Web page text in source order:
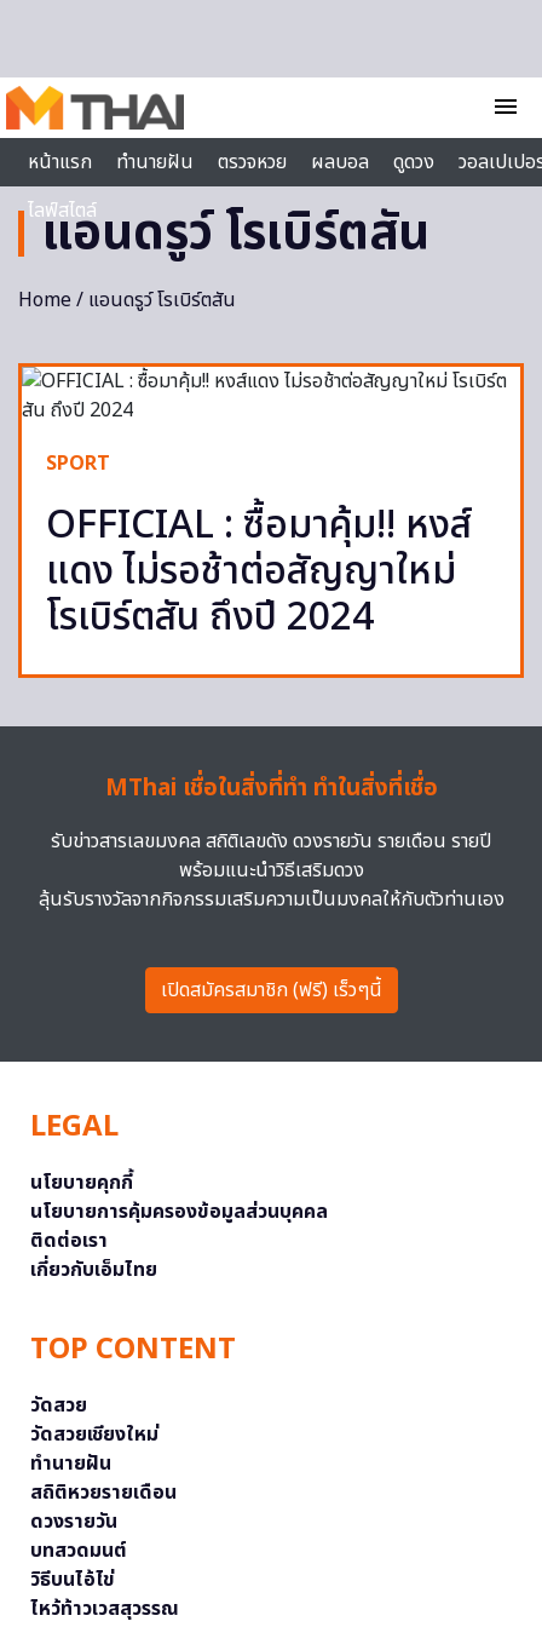
menu
หน้าแรก
ทำนายฝัน ตรวจหวย ผลบอล ดูดวง
วอลเปเป
ไลฟ์สไตล์
แอนดรูว์ โรเบิร์ตสัน
Home/ แอนดรูว์ โรเบิร์ตสัน
SPORT
OFFICIAL : ซื้อมาคุ้ม!! หงส์
แดง ไม่รอช้าต่อสัญญาใหม่
โรเบิร์ตสัน ถึงปี 2024
MThai เชื่อในสิ่งที่ทำ ทำในสิ่งที่เชื่อ
รับข่าวสารเลขมงคล สถิติเลขดัง ดวงรายวัน รายเดือน รายปี
พร้อมแนะนำวิธีเสริมดวง
ลุ้นรับรางวัลจากกิจกรรมเสริมความเป็นมงคลให้กับตัวท่านเอง
เปิดสมัครสมาชิก (ฟรี) เร็วๆนี้
LEGAL
นโยบายคุกกี้
นโยบายการคุ้มครองข้อมูลส่วนบุคคล
ติดต่อเรา
เกี่ยวกับเอ็มไทย
TOP CONTENT
วัดสวย
วัดสวยเชียงใหม่
ทำนายฝัน
สถิติหวยรายเดือน
ดวงรายวัน
บทสวดมนต์
วิธีบนไอ้ไข่
ไหว้ท้าวเวสสุวรรณ